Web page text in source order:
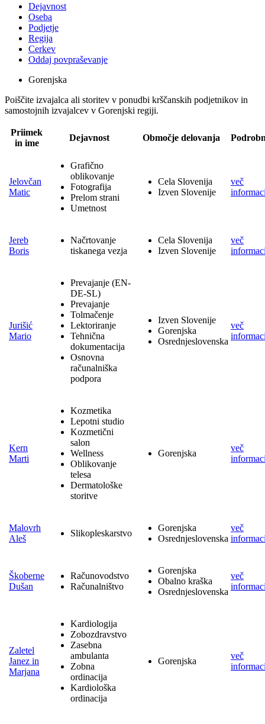
Dejavnost
Oseba
Podjetje
Regija
Cerkev
Oddaj povpraševanje
Gorenjska
Poiščite izvajalca ali storitev v ponudbi krščanskih podjetnikov in
samostojnih izvajalcev v Gorenjski regiji.
Priimek
in ime
Dejavnost Območje delovanja
Jelovčan
Matic
Grafično
oblikovanje
Fotografija
Prelom strani
Umetnost
Cela Slovenija
Izven Slovenije
več
Jereb
Boris
Načrtovanje
tiskanega vezja
Cela Slovenija
Izven Slovenije
več
Jurišić
Mario
Prevajanje (EN-
DE-SL)
Prevajanje
Tolmačenje
Lektoriranje
Tehnična
dokumentacija
Osnovna
računalniška
podpora
Izven Slovenije
Gorenjska
Osrednjeslovenska
več
Kern
Marti
Kozmetika
Lepotni studio
Kozmetični
salon
Wellness
Oblikovanje
telesa
Dermatološke
storitve
Gorenjska
več
Malovrh
Aleš
Slikopleskarstvo
Gorenjska
Osrednjeslovenska
več
Škoberne
Dušan
Računovodstvo
Računalništvo
Gorenjska
Obalno kraška
Osrednjeslovenska
več
Zaletel
Janez in
Marjana
Kardiologija
Zobozdravstvo
Zasebna
ambulanta
Zobna
ordinacija
Kardiološka
ordinacija
Gorenjska
več